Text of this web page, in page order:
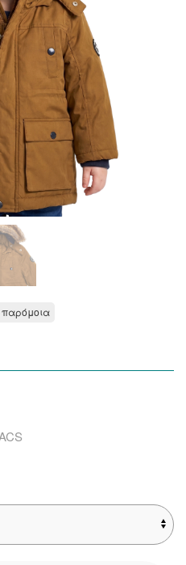
παρόμοια
€.